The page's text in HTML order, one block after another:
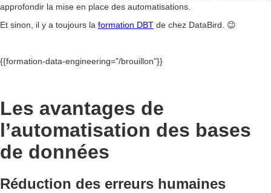
approfondir la mise en place des automatisations.
Et sinon, il y a toujours la formation DBT de chez DataBird. 😉
{{formation-data-engineering="/brouillon"}}
Les avantages de
l’automatisation des bases
de données
Réduction des erreurs humaines